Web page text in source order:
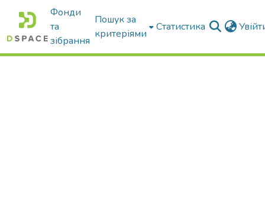
Фонди
та
зібрання
Пошук за
критеріями
Статистика